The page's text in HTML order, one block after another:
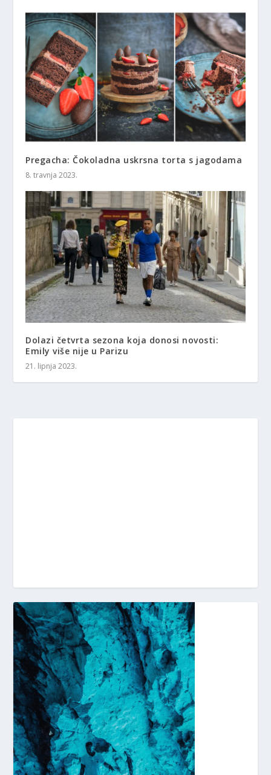
Pregacha: Čokoladna uskrsna torta s jagodama
8. travnja 2023.
Dolazi četvrta sezona koja donosi novosti:
Emily više nije u Parizu
21. lipnja 2023.